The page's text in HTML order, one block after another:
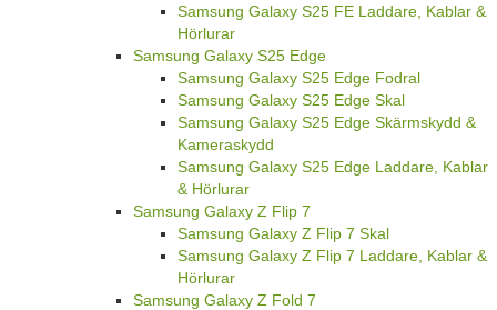
Samsung Galaxy S25 FE Laddare, Kablar &
Hörlurar
Samsung Galaxy S25 Edge
Samsung Galaxy S25 Edge Fodral
Samsung Galaxy S25 Edge Skal
Samsung Galaxy S25 Edge Skärmskydd &
Kameraskydd
Samsung Galaxy S25 Edge Laddare, Kablar
& Hörlurar
Samsung Galaxy Z Flip 7
Samsung Galaxy Z Flip 7 Skal
Samsung Galaxy Z Flip 7 Laddare, Kablar &
Hörlurar
Samsung Galaxy Z Fold 7